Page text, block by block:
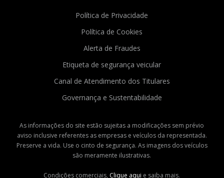
Política de Privacidade
Política de Cookies
Alerta de Fraudes
Etiqueta de segurança veicular
Canal de Atendimento dos Titulares
Governança e Sustentabilidade
As informações do site estão sujeitas a modificações sem prévio
aviso inclusive referentes as empresas e veículos da representada.
Preserve a vida. Use o cinto de segurança. As imagens dos veículos
são meramente ilustrativas.
Condições comerciais, Clique aqui e saiba mais.